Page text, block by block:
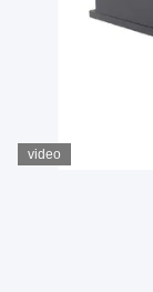
video